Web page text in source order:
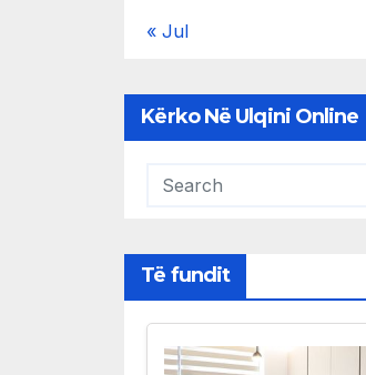
« Jul
Kërko Në Ulqini Online
Të fundit